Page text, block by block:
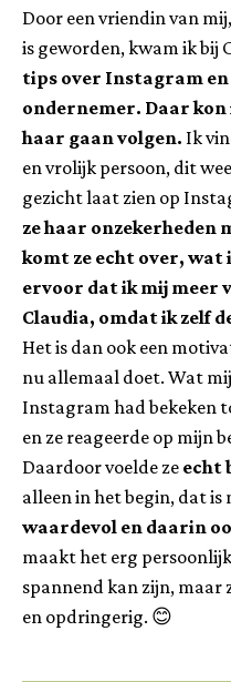
Door een vriendin van
is geworden, kwam ik bij
tips over Instagram en
ondernemer. Daar kon
haar gaan volgen. Ik
en vrolijk persoon, dit
gezicht laat zien op
ze haar onzekerheden
komt ze echt over,
ervoor dat ik mij meer
Claudia, omdat ik zelf
Het is dan ook een
nu allemaal doet. Wat
Instagram had bekeken
en ze reageerde op mijn
Daardoor voelde ze echt
alleen in het begin, dat is
waardevol en daarin
maakt het erg
spannend kan zijn, maar
en opdringerig. 😊